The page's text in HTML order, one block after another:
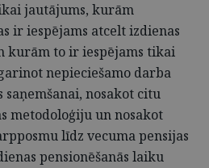
jautājums, kurām
ir iespējams atcelt izdienas
kurām to ir iespējams tikai
nepieciešamo darba
saņemšanai, nosakot citu
metodoloģiju un nosakot
līdz vecuma pensijas
pensionēšanās laiku